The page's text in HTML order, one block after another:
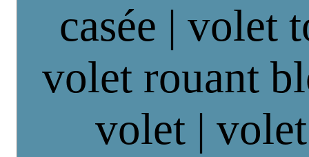
casée | volet
volet rouant
volet |